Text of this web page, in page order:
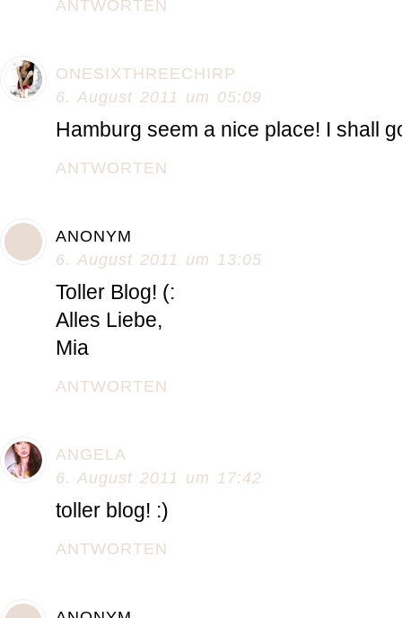
ANTWORTEN
ONESIXTHREECHIRP
6. August 2011 um 05:09
Hamburg seem a nice place! I shall
ANTWORTEN
ANONYM
6. August 2011 um 13:05
Toller Blog! (:
Alles Liebe,
Mia
ANTWORTEN
ANGELA
6. August 2011 um 17:42
toller blog! :)
ANTWORTEN